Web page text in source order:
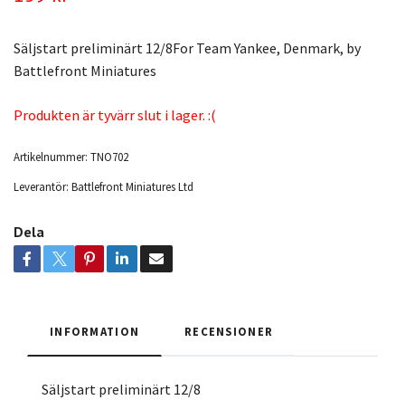
Säljstart preliminärt 12/8For Team Yankee, Denmark, by
Battlefront Miniatures
Produkten är tyvärr slut i lager. :(
Artikelnummer: TNO702
Leverantör: Battlefront Miniatures Ltd
Dela
INFORMATION RECENSIONER
Säljstart preliminärt 12/8